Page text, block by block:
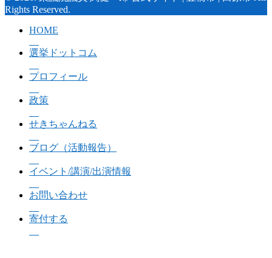
Rights Reserved.
HOME
選挙ドットコム
プロフィール
政策
せきちゃんねる
ブログ（活動報告）
イベント/講演/出演情報
お問い合わせ
寄付する